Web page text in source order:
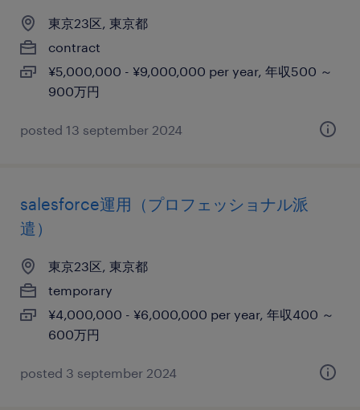
東京23区, 東京都
contract
¥5,000,000 - ¥9,000,000 per year, 年収500 ～
900万円
posted 13 september 2024
salesforce運用（プロフェッショナル派
遣）
東京23区, 東京都
temporary
¥4,000,000 - ¥6,000,000 per year, 年収400 ～
600万円
posted 3 september 2024